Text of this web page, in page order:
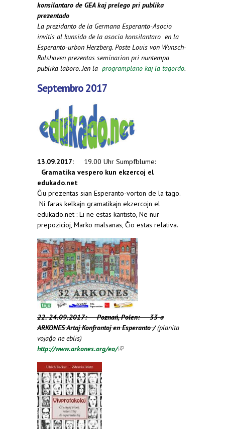
konsilantaro de GEA kaj prelego pri publika
prezentado
La prezidanto de la Germana Esperanto-Asocio
invitis al kunsido de la asocia konsilantaro en la
Esperanto-urbon Herzberg. Poste Louis von Wunsch-
Rolshoven prezentas seminarion pri nuntempa
publika laboro. Jen la programplano kaj la tagordo.
Septembro 2017
13.09.2017: 19.00 Uhr Sumpfblume:
Gramatika vespero kun ekzercoj el
edukado.net
Ĉiu prezentas sian Esperanto-vorton de la tago.
Ni faras kelkajn gramatikajn ekzercojn el
edukado.net : Li ne estas kantisto, Ne nur
prepozicioj, Marko malsanas, Ĉio estas relativa.
22.-24.09.2017: Poznań, Polen: 33-a
ARKONES Artaj Konfrontoj en Esperanto / (planita
vojaĝo ne eblis)
http://www.arkones.org/eo/(link is external)